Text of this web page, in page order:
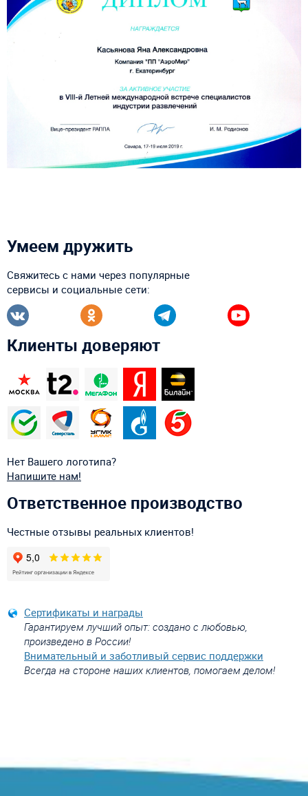
Умеем дружить
Свяжитесь с нами через популярные
сервисы и социальные сети:
Клиенты доверяют
Нет Вашего логотипа?
Напишите нам!
Ответственное производство
Честные отзывы реальных клиентов!
Сертификаты и награды
Гарантируем лучший опыт: создано с любовью,
произведено в России!
Внимательный и заботливый сервис поддержки
Всегда на стороне наших клиентов, помогаем делом!